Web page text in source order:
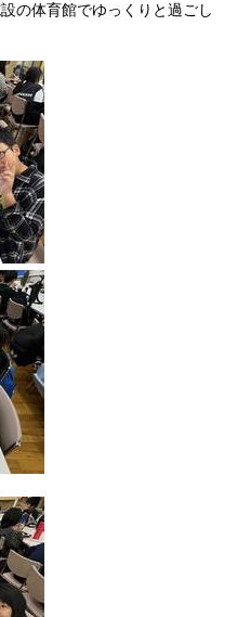
の体育館でゆっくりと過ごし